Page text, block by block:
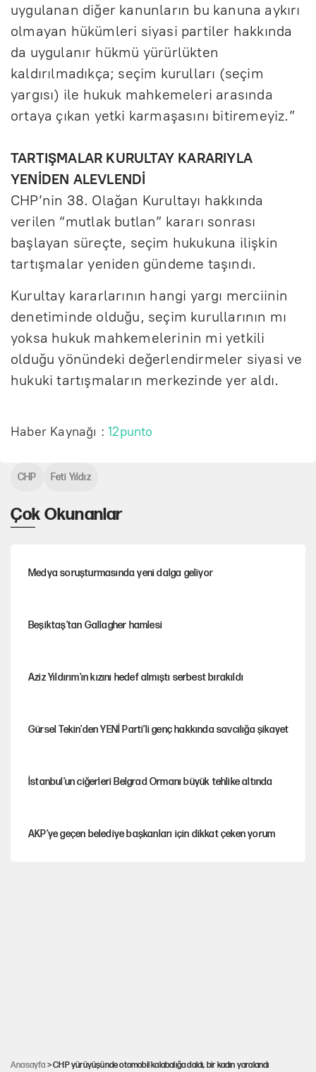
uygulanan diğer kanunların bu kanuna aykırı
olmayan hükümleri siyasi partiler hakkında
da uygulanır hükmü yürürlükten
kaldırılmadıkça; seçim kurulları (seçim
yargısı) ile hukuk mahkemeleri arasında
ortaya çıkan yetki karmaşasını bitiremeyiz.”
TARTIŞMALAR KURULTAY KARARIYLA
YENİDEN ALEVLENDİ
CHP’nin 38. Olağan Kurultayı hakkında
verilen “mutlak butlan” kararı sonrası
başlayan süreçte, seçim hukukuna ilişkin
tartışmalar yeniden gündeme taşındı.
Kurultay kararlarının hangi yargı merciinin
denetiminde olduğu, seçim kurullarının mı
yoksa hukuk mahkemelerinin mi yetkili
olduğu yönündeki değerlendirmeler siyasi ve
hukuki tartışmaların merkezinde yer aldı.
Haber Kaynağı :12punto
Çok Okunanlar
Medya soruşturmasında yeni dalga geliyor
Beşiktaş’tan Gallagher hamlesi
Aziz Yıldırım'ın kızını hedef almıştı serbest bırakıldı
Gürsel Tekin'den YENİ Parti’li genç hakkında savcılığa şikayet
İstanbul’un ciğerleri Belgrad Ormanı büyük tehlike altında
AKP’ye geçen belediye başkanları için dikkat çeken yorum
CHP Feti Yıldız
Anasayfa > CHP yürüyüşünde otomobil kalabalığa daldı, bir kadın yaralandı